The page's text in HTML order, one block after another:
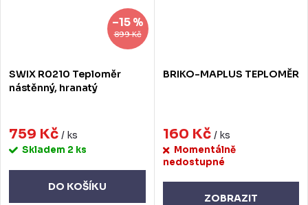
899 Kč
–15 %
SWIX R0210 Teploměr
nástěnný, hranatý
759 Kč / ks
Skladem 2 ks
DO KOŠÍKU
BRIKO-MAPLUS TEPLOMĚR
160 Kč / ks
Momentálně
nedostupné
ZOBRAZIT